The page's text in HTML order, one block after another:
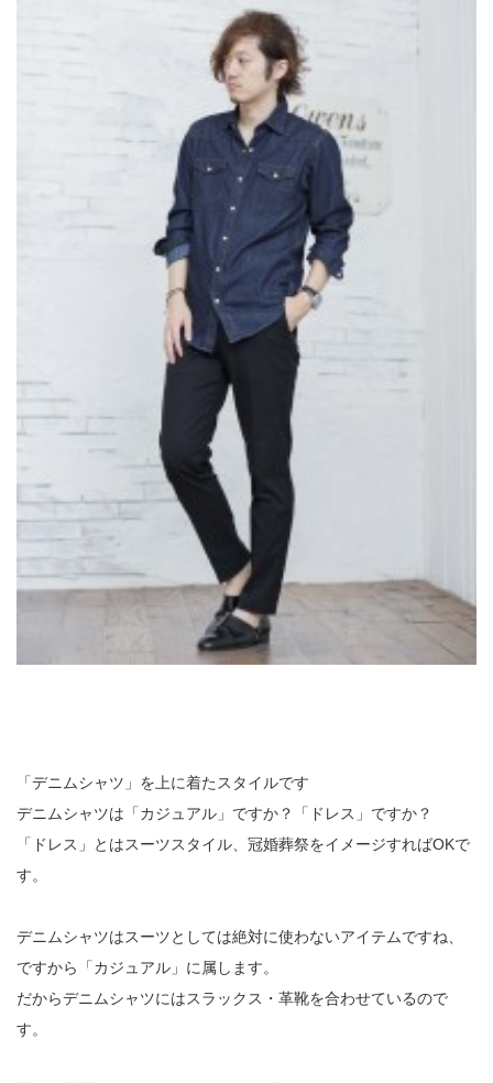
「デニムシャツ」を上に着たスタイルです
デニムシャツは「カジュアル」ですか？「ドレス」ですか？
「ドレス」とはスーツスタイル、冠婚葬祭をイメージすればOKで
す。
デニムシャツはスーツとしては絶対に使わないアイテムですね、
ですから「カジュアル」に属します。
だからデニムシャツにはスラックス・革靴を合わせているので
す。